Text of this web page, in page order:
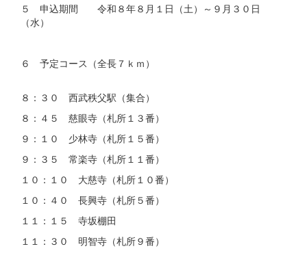
５ 申込期間 令和８年８月１日（土）～９月３０日
（水）
６ 予定コース（全長７ｋｍ）
８：３０ 西武秩父駅（集合）
８：４５ 慈眼寺（札所１３番）
９：１０ 少林寺（札所１５番）
９：３５ 常楽寺（札所１１番）
１０：１０ 大慈寺（札所１０番）
１０：４０ 長興寺（札所５番）
１１：１５ 寺坂棚田
１１：３０ 明智寺（札所９番）